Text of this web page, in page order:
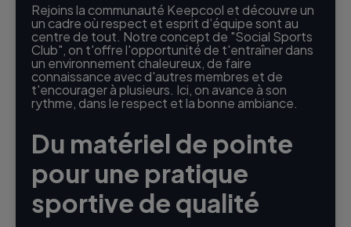
Rejoins la communauté Keepcool et découvre un
un cadre où respect et esprit d’équipe sont au
centre de tout. Notre concept de "Social Sports
Club", on t'offre l'opportunité de t'entraîner dans
un environnement chaleureux, de faire
connaissance avec d'autres membres et de
t'encourager à plusieurs. Ici, on avance à son
rythme, dans le respect et la bonne ambiance.
Du matériel de pointe
pour une pratique
sportive de qualité